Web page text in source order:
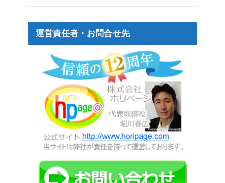
運営責任者・お問合せ先